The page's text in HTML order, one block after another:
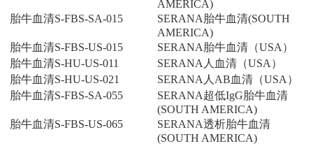
AMERICA)
胎牛血清S-FBS-SA-015
SERANA胎牛血清(SOUTH
AMERICA)
胎牛血清S-FBS-US-015
SERANA胎牛血清（USA）
胎牛血清S-HU-US-011
SERANA人血清（USA）
胎牛血清S-HU-US-021
SERANA人AB血清（USA）
胎牛血清S-FBS-SA-055
SERANA超低IgG胎牛血清
(SOUTH AMERICA)
胎牛血清S-FBS-US-065
SERANA透析胎牛血清
(SOUTH AMERICA)